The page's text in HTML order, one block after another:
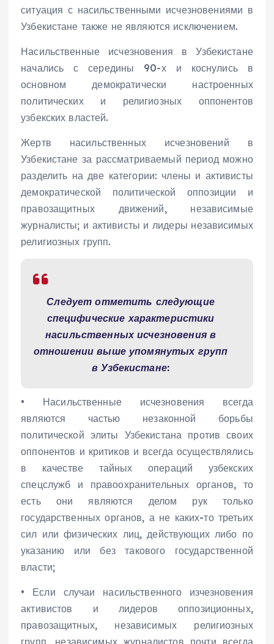
ситуация с насильственными исчезновениями в
Узбекистане также не являются исключением.
Насильственные исчезновения в Узбекистане
начались с середины 90-х и коснулись в
основном демократически настроенных
политических и религиозных оппонентов
узбекских властей.
Жертв насильственных исчезновений в
Узбекистане за рассматриваемый период можно
разделить на две категории: члены и активисты
демократической политической оппозиции и
правозащитных движений, независимые
журналисты; и активисты и лидеры независимых
религиозных групп.
Следует отметить следующие
специфические характеристики
насильственных исчезновения в
отношении выше упомянутых групп
в Узбекистане:
• Насильственные исчезновения всегда
являются частью незаконной борьбы
политической элиты Узбекистана против своих
оппонентов и критиков и всегда осуществлялись
в качестве тайных операций узбекских
спецслужб и правоохранительных органов, то
есть они являются делом рук только
государственных органов, а не каких-то третьих
сил или физических лиц, действующих либо по
указанию или без такового государственной
власти;
• Если случаи насильственного изчезновения
активистов и лидеров оппозиционных,
правозащитных, независимых религиозных
групп, независимых журналистов почти всегда